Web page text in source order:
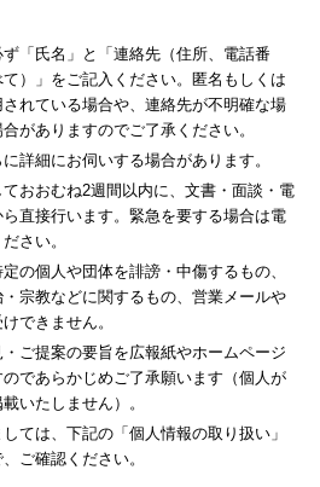
「氏名」と「連絡先（住所、電話番
）」をご記入ください。匿名もしくは
れている場合や、連絡先が不明確な場
がありますのでご了承ください。
詳細にお伺いする場合があります。
おおむね2週間以内に、文書・面談・電
直接行います。緊急を要する場合は電
さい。
の個人や団体を誹謗・中傷するもの、
宗教などに関するもの、営業メールや
できません。
ご提案の要旨を広報紙やホームページ
であらかじめご了承願います（個人が
いたしません）。
ては、下記の「個人情報の取り扱い」
ご確認ください。